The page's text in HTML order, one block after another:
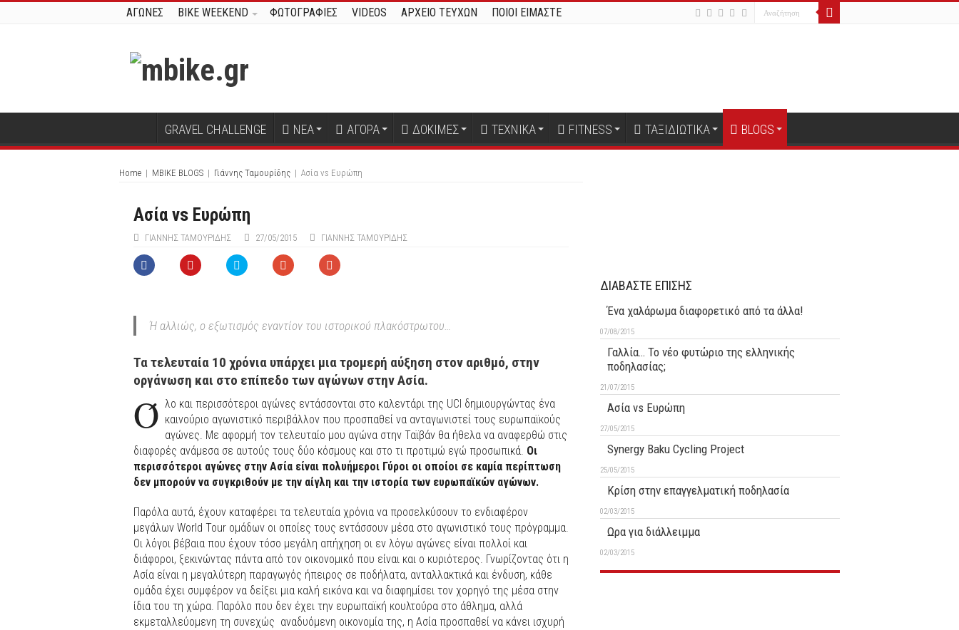
ΑΓΩΝΕΣ BIKE WEEKEND ΦΩΤΟΓΡΑΦΙΕΣ VIDEOS ΑΡΧΕΙΟ ΤΕΥΧΩΝ ΠΟΙΟΙ ΕΙΜΑΣΤΕ
GRAVEL CHALLENGE ΝΕΑ ΑΓΟΡΑ ΔΟΚΙΜΕΣ ΤΕΧΝΙΚΑ FITNESS ΤΑΞΙΔΙΩΤΙΚΑ BLOGS
Home | MBIKE BLOGS | Γιάννης Ταμουρίδης | Ασία vs Ευρώπη
Ασία vs Ευρώπη
ΓΙΆΝΝΗΣ ΤΑΜΟΥΡΊΔΗΣ 27/05/2015 ΓΙΆΝΝΗΣ ΤΑΜΟΥΡΊΔΗΣ
Ή αλλιώς, ο εξωτισμός εναντίον του ιστορικού πλακόστρωτου…
Τα τελευταία 10 χρόνια υπάρχει μια τρομερή αύξηση στον αριθμό, στην
οργάνωση και στο επίπεδο των αγώνων στην Ασία.
Ό λο και περισσότεροι αγώνες εντάσσονται στο καλεντάρι της UCI δημιουργώντας ένα
καινούριο αγωνιστικό περιβάλλον που προσπαθεί να ανταγωνιστεί τους ευρωπαϊκούς
αγώνες. Με αφορμή τον τελευταίο μου αγώνα στην Ταϊβάν θα ήθελα να αναφερθώ στις
διαφορές ανάμεσα σε αυτούς τους δύο κόσμους και στο τι προτιμώ εγώ προσωπικά. Οι
περισσότεροι αγώνες στην Ασία είναι πολυήμεροι Γύροι οι οποίοι σε καμία περίπτωση
δεν μπορούν να συγκριθούν με την αίγλη και την ιστορία των ευρωπαϊκών αγώνων.
Παρόλα αυτά, έχουν καταφέρει τα τελευταία χρόνια να προσελκύσουν το ενδιαφέρον
μεγάλων World Tour ομάδων οι οποίες τους εντάσσουν μέσα στο αγωνιστικό τους πρόγραμμα.
Οι λόγοι βέβαια που έχουν τόσο μεγάλη απήχηση οι εν λόγω αγώνες είναι πολλοί και
διάφοροι, ξεκινώντας πάντα από τον οικονομικό που είναι και ο κυριότερος. Γνωρίζοντας ότι η
Ασία είναι η μεγαλύτερη παραγωγός ήπειρος σε ποδήλατα, ανταλλακτικά και ένδυση, κάθε
ομάδα έχει συμφέρον να δείξει μια καλή εικόνα και να διαφημίσει τον χορηγό της μέσα στην
ίδια του τη χώρα. Παρόλο που δεν έχει την ευρωπαϊκή κουλτούρα στο άθλημα, αλλά
εκμεταλλεύομενη τη συνεχώς αναδυόμενη οικονομία της, η Ασία προσπαθεί να κάνει ισχυρή
ΔΙΑΒΑΣΤΕ ΕΠΙΣΗΣ
Ένα χαλάρωμα διαφορετικό από τα άλλα!
07/08/2015
Γαλλία… Το νέο φυτώριο της ελληνικής
ποδηλασίας;
21/07/2015
Ασία vs Ευρώπη
27/05/2015
Synergy Baku Cycling Project
25/05/2015
Kρίση στην επαγγελματική ποδηλασία
02/03/2015
Ωρα για διάλλειμμα
02/03/2015